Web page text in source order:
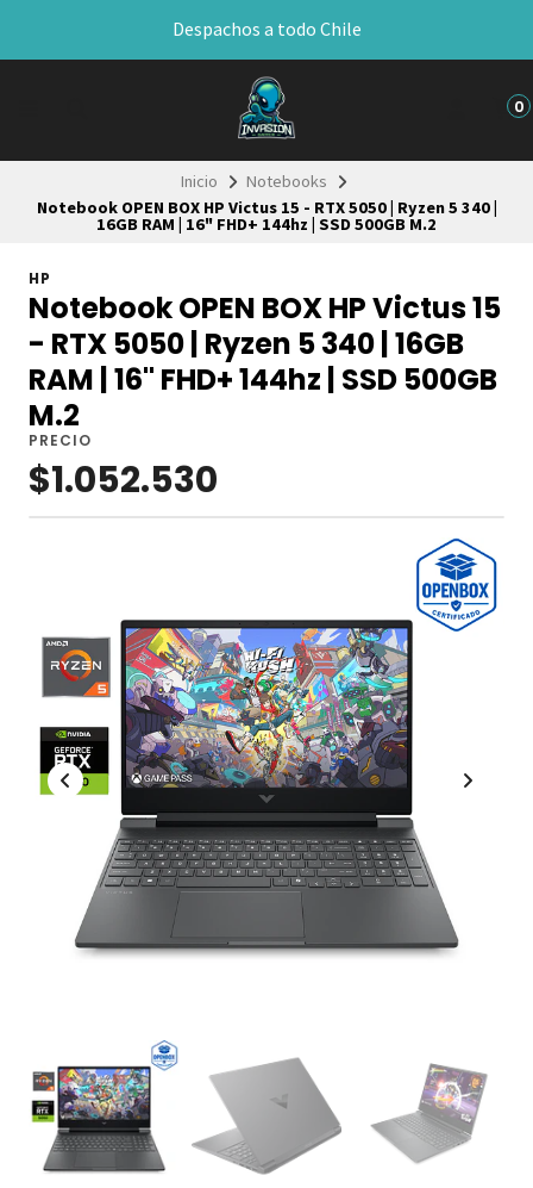
Despachos a todo Chile
0
Inicio
Notebooks
Notebook OPEN BOX HP Victus 15 - RTX 5050 | Ryzen 5 340 |
16GB RAM | 16" FHD+ 144hz | SSD 500GB M.2
HP
Notebook OPEN BOX HP Victus 15
- RTX 5050 | Ryzen 5 340 | 16GB
RAM | 16" FHD+ 144hz | SSD 500GB
M.2
PRECIO
$1.052.530